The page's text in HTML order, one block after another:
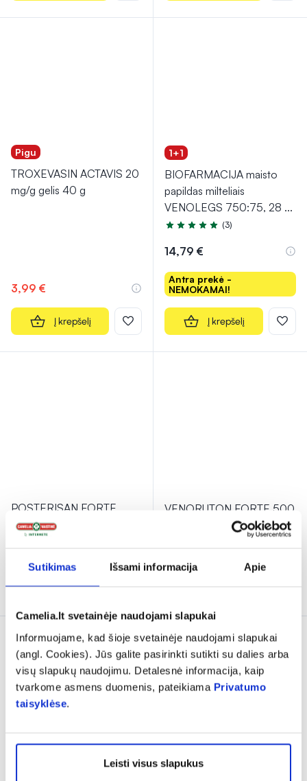
Sutikimas Išsami informacija Apie
Camelia.lt svetainėje naudojami slapukai
Informuojame, kad šioje svetainėje naudojami slapukai
(angl. Cookies). Jūs galite pasirinkti sutikti su dalies arba
visų slapukų naudojimu. Detalesnė informacija, kaip
tvarkome asmens duomenis, pateikiama Privatumo
taisyklėse.
Leisti visus slapukus
Pigu
TROXEVASIN ACTAVIS 20
mg/g gelis 40 g
3,99 €
Į krepšelį
1+1
BIOFARMACIJA maisto
papildas milteliais
VENOLEGS 750:75, 28 ...
Įvertinimas 5.0 iš 5
(3)
14,79 €
Antra prekė -
NEMOKAMAI!
Į krepšelį
POSTERISAN FORTE
žvakutės N10
Į krepšelį
VENORUTON FORTE 500
mg tabletės N30
ACONITUM maisto